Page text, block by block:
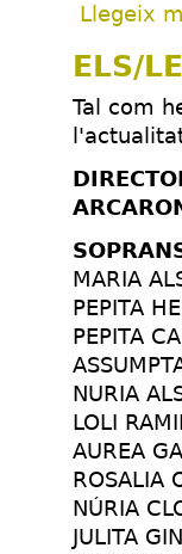
Llegeix
ELS/
Tal com
MARIA
PEPITA
PEPITA
NURIA
LOLI
AUREA
ROSALIA
NÚRIA
JULITA